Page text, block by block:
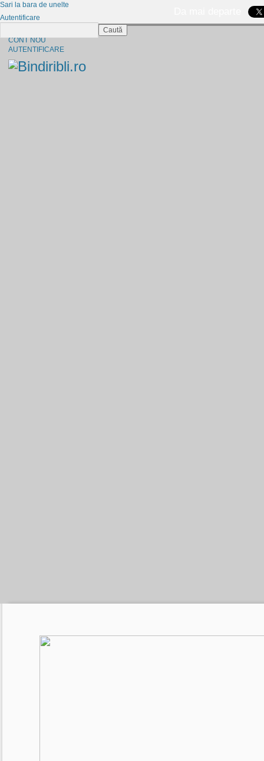
CONT NOU
AUTENTIFICARE
Sari la bara de unelte
Autentificare
Caută